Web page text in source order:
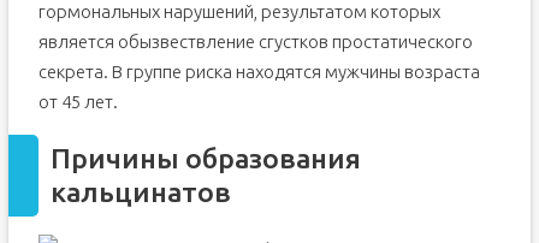
гормональных нарушений, результатом которых
является обызвествление сгустков простатического
секрета. В группе риска находятся мужчины возраста
от 45 лет.
Причины образования
кальцинатов